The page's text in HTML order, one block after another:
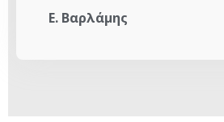
Ε. Βαρλάμης